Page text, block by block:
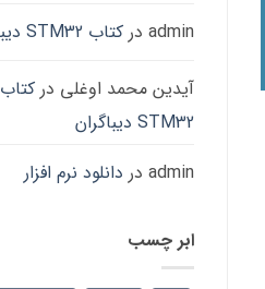
admin درکتاب STM32 دیباگران
آیدین محمد اوغلی درکتاب
STM32 دیباگران
admin در دانلود نرم افزار
ابر چسب